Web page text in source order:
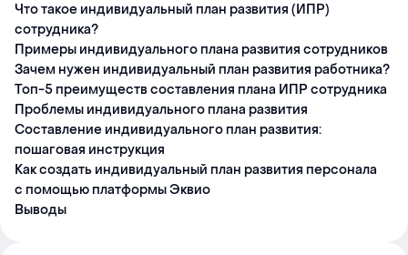
Что такое индивидуальный план развития (ИПР)
сотрудника?
Примеры индивидуального плана развития сотрудников
Зачем нужен индивидуальный план развития работника?
Топ-5 преимуществ составления плана ИПР сотрудника
Проблемы индивидуального плана развития
Составление индивидуального план развития:
пошаговая инструкция
Как создать индивидуальный план развития персонала
с помощью платформы Эквио
Выводы